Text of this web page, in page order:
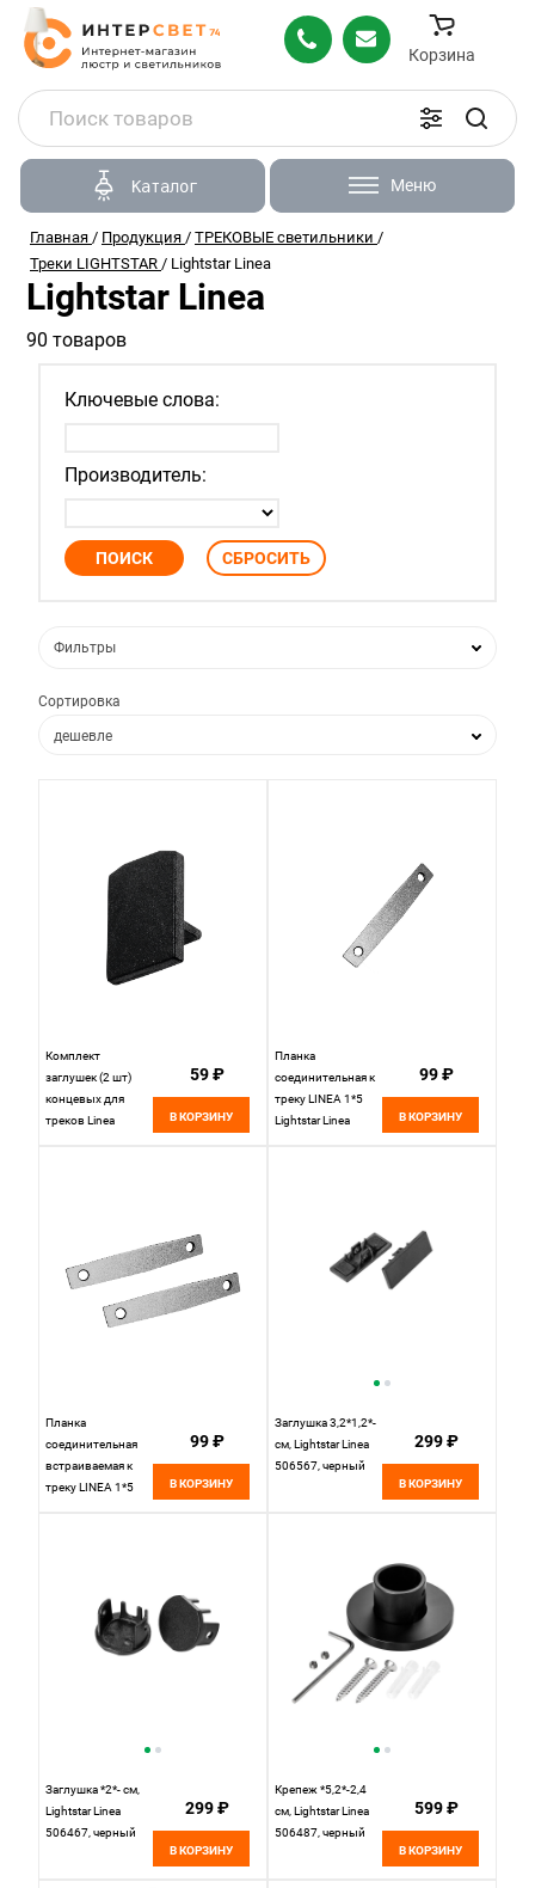
Корзина
Каталог Меню
Главная / Продукция / ТРЕКОВЫЕ светильники /
Треки LIGHTSTAR / Lightstar Linea
Lightstar Linea
90 товаров
Ключевые слова:
Производитель:
Фильтры
Сортировка
дешевле
по новизне
Комплект
заглушек (2 шт)
концевых для
треков Linea
59 ₽
В КОРЗИНУ
Планка
соединительная к
треку LINEA 1*5
Lightstar Linea
99 ₽
В КОРЗИНУ
Планка
соединительная
встраиваемая к
треку LINEA 1*5
99 ₽
В КОРЗИНУ
Заглушка 3,2*1,2*-
см, Lightstar Linea
506567, черный
299 ₽
В КОРЗИНУ
Заглушка *2*- см,
Lightstar Linea
506467, черный
299 ₽
В КОРЗИНУ
Крепеж *5,2*-2,4
см, Lightstar Linea
506487, черный
599 ₽
В КОРЗИНУ